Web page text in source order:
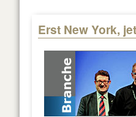
Erst New York,